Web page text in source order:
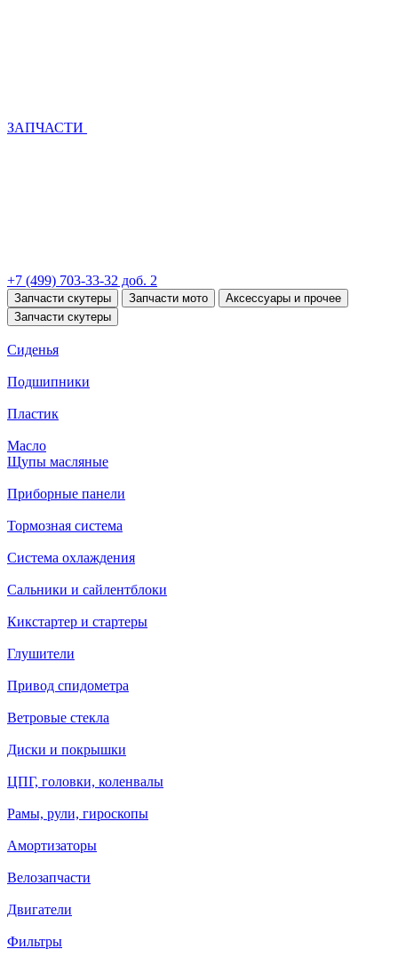
ЗАПЧАСТИ
+7 (499) 703-33-32 доб. 2
Запчасти скутеры Запчасти мото
Аксессуары и прочее
Запчасти скутеры
Сиденья
Подшипники
Пластик
Масло
Щупы масляные
Приборные панели
Тормозная система
Система охлаждения
Сальники и сайлентблоки
Кикстартер и стартеры
Глушители
Привод спидометра
Ветровые стекла
Диски и покрышки
ЦПГ, головки, коленвалы
Рамы, рули, гироскопы
Амортизаторы
Велозапчасти
Двигатели
Фильтры